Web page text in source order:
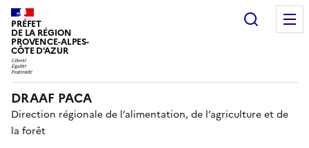
PRÉFET
DE LA RÉGION
PROVENCE-ALPES-
CÔTE D'AZUR
DRAAF PACA
Direction régionale de l’alimentation, de l’agriculture et de
la forêt